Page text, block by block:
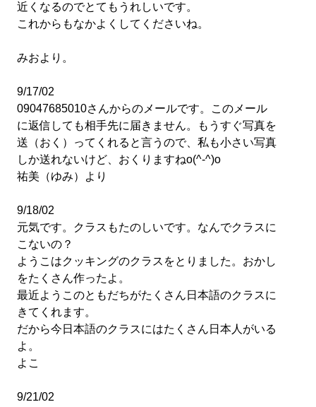
近くなるのでとてもうれしいです。
これからもなかよくしてくださいね。
みおより。
9/17/02
09047685010さんからのメールです。このメール
に返信しても相手先に届きません。もうすぐ写真を
送（おく）ってくれると言うので、私も小さい写真
しか送れないけど、おくりますねo(^-^)o
祐美（ゆみ）より
9/18/02
元気です。クラスもたのしいです。なんでクラスに
こないの？
ようこはクッキングのクラスをとりました。おかし
をたくさん作ったよ。
最近ようこのともだちがたくさん日本語のクラスに
きてくれます。
だから今日本語のクラスにはたくさん日本人がいる
よ。
よこ
9/21/02